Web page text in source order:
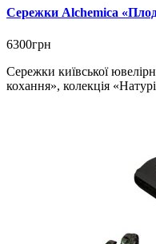
Сережки Alchemica
6300грн
Сережки київської
кохання», колекція